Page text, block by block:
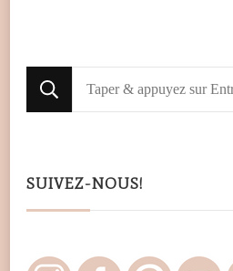
Looking
for
SUIVEZ-NOUS!